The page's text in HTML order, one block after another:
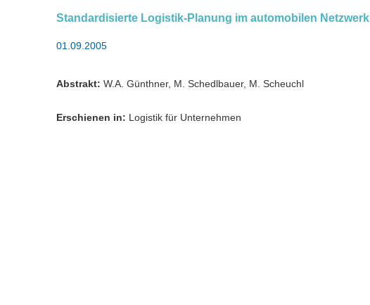
Standardisierte Logistik-Planung im automobilen Netzwerk
01.09.2005
Abstrakt: W.A. Günthner, M. Schedlbauer, M. Scheuchl
Erschienen in: Logistik für Unternehmen